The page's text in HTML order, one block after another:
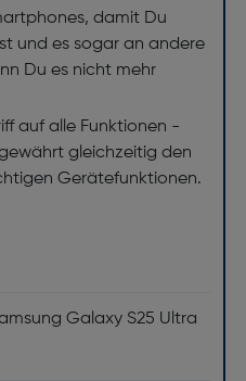
damit Du
und es sogar an andere
Du es nicht mehr
auf alle Funktionen -
gleichzeitig den
Gerätefunktionen.
Galaxy S25 Ultra